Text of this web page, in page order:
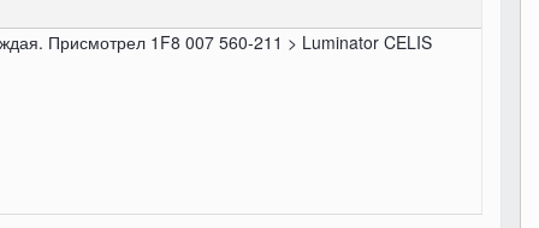
Присмотрел 1F8 007 560-211 > Luminator CELIS